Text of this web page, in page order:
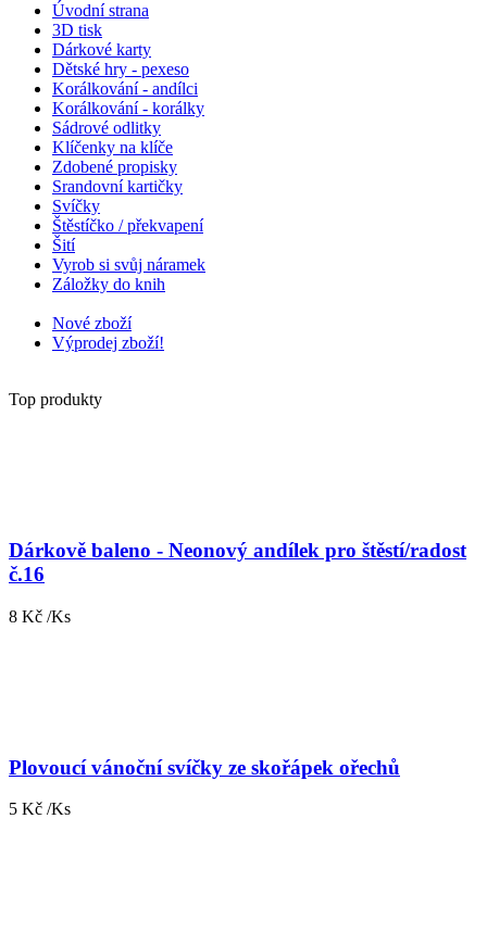
Úvodní strana
3D tisk
Dárkové karty
Dětské hry - pexeso
Korálkování - andílci
Korálkování - korálky
Sádrové odlitky
Klíčenky na klíče
Zdobené propisky
Srandovní kartičky
Svíčky
Štěstíčko / překvapení
Šití
Vyrob si svůj náramek
Záložky do knih
Nové zboží
Výprodej zboží!
Top produkty
Dárkově baleno - Neonový andílek pro štěstí/radost
č.16
8 Kč /Ks
Plovoucí vánoční svíčky ze skořápek ořechů
5 Kč /Ks